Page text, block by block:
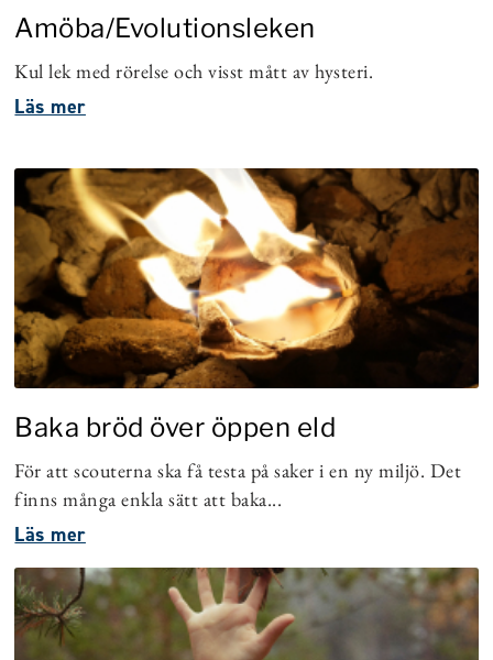
Amöba/Evolutionsleken
Kul lek med rörelse och visst mått av hysteri.
Läs mer
Baka bröd över öppen eld
För att scouterna ska få testa på saker i en ny miljö. Det
finns många enkla sätt att baka...
Läs mer